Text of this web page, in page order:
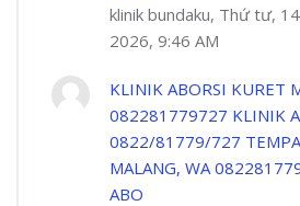
klinik bundaku, Thứ tư,
2026, 9:46 AM
KLINIK ABORSI KURET
082281779727 KLINIK
0822/81779/727
MALANG, WA
ABO